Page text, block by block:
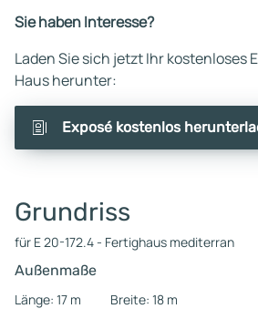
Sie haben Interesse?
Laden Sie sich jetzt Ihr kostenloses
Haus herunter:
Exposé kostenlos
Grundriss
für E 20-172.4 - Fertighaus mediterran
Außenmaße
Länge: 17 m
Breite: 18 m